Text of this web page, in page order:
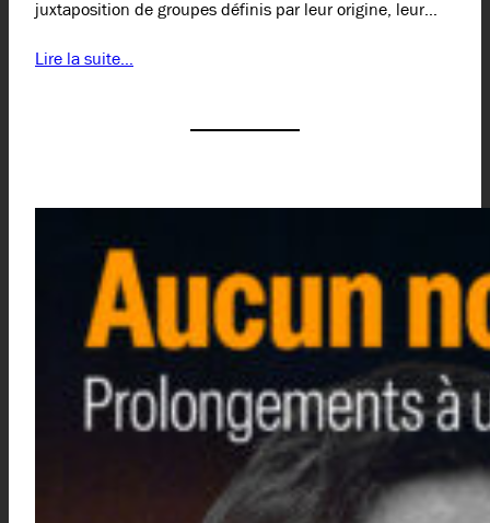
juxtaposition de groupes définis par leur origine, leur…
Lire la suite…